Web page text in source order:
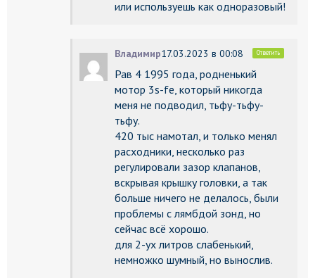
или используешь как одноразовый!
Владимир17.03.2023 в 00:08 Ответить
Рав 4 1995 года, родненький
мотор 3s-fe, который никогда
меня не подводил, тьфу-тьфу-
тьфу.
420 тыс намотал, и только менял
расходники, несколько раз
регулировали зазор клапанов,
вскрывая крышку головки, а так
больше ничего не делалось, были
проблемы с лямбдой зонд, но
сейчас всё хорошо.
для 2-ух литров слабенький,
немножко шумный, но вынослив.